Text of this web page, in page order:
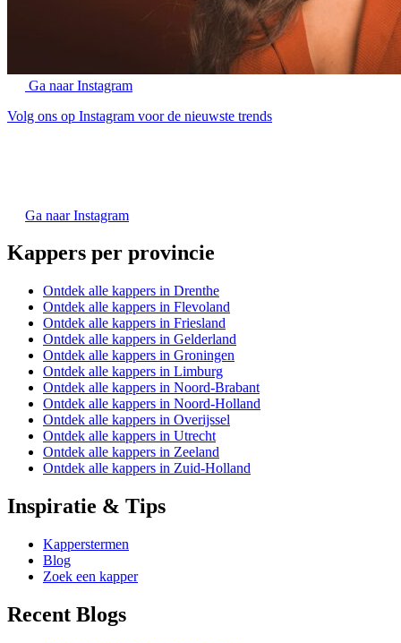
Ga naar Instagram
Volg ons op Instagram voor de nieuwste trends
Ga naar Instagram
Kappers per provincie
Ontdek alle kappers in Drenthe
Ontdek alle kappers in Flevoland
Ontdek alle kappers in Friesland
Ontdek alle kappers in Gelderland
Ontdek alle kappers in Groningen
Ontdek alle kappers in Limburg
Ontdek alle kappers in Noord-Brabant
Ontdek alle kappers in Noord-Holland
Ontdek alle kappers in Overijssel
Ontdek alle kappers in Utrecht
Ontdek alle kappers in Zeeland
Ontdek alle kappers in Zuid-Holland
Inspiratie & Tips
Kapperstermen
Blog
Zoek een kapper
Recent Blogs